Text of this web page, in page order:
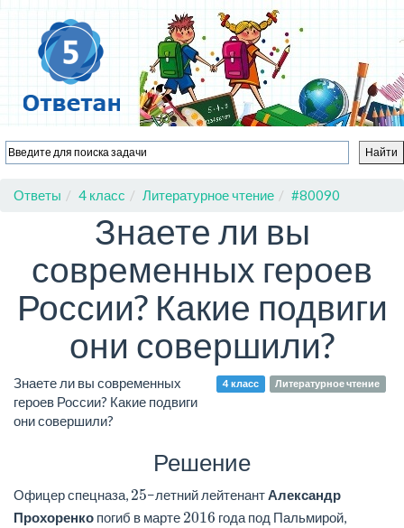
Ответы 4 класс Литературное чтение #80090
Знаете ли вы
современных героев
России? Какие подвиги
они совершили?
4 класс Литературное чтение
Знаете ли вы современных
героев России? Какие подвиги
они совершили?
Решение
Офицер спецназа, 25−летний лейтенантАлександр
Прохоренко погиб в марте 2016 года под Пальмирой,